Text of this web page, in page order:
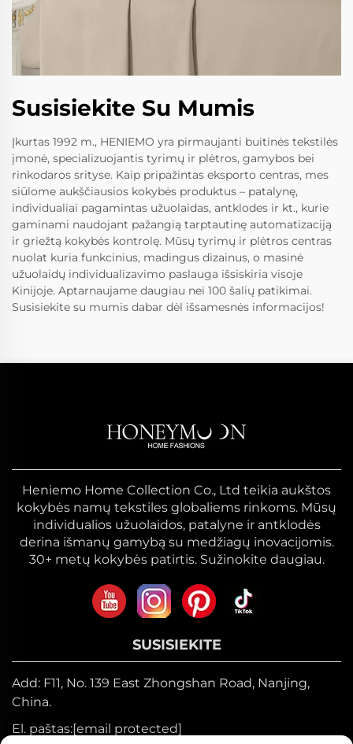
Susisiekite Su Mumis
Įkurtas 1992 m., HENIEMO yra pirmaujanti buitinės tekstilės
įmonė, specializuojantis tyrimų ir plėtros, gamybos bei
rinkodaros srityse. Kaip pripažintas eksporto centras, mes
siūlome aukščiausios kokybės produktus – patalynę,
individualiai pagamintas užuolaidas, antklodes ir kt., kurie
gaminami naudojant pažangią tarptautinę automatizaciją
ir griežtą kokybės kontrolę. Mūsų tyrimų ir plėtros centras
nuolat kuria funkcinius, madingus dizainus, o masinė
užuolaidų individualizavimo paslauga išsiskiria visoje
Kinijoje. Aptarnaujame daugiau nei 100 šalių patikimai.
Susisiekite su mumis dabar dėl išsamesnės informacijos!
Heniemo Home Collection Co., Ltd teikia aukštos
kokybės namų tekstiles globaliems rinkoms. Mūsų
individualios užuolaidos, patalyne ir antklodės
derina išmanų gamybą su medžiagų inovacijomis.
30+ metų kokybės patirtis. Sužinokite daugiau.
SUSISIEKITE
Add: F11, No. 139 East Zhongshan Road, Nanjing,
China.
El. paštas:[email protected]